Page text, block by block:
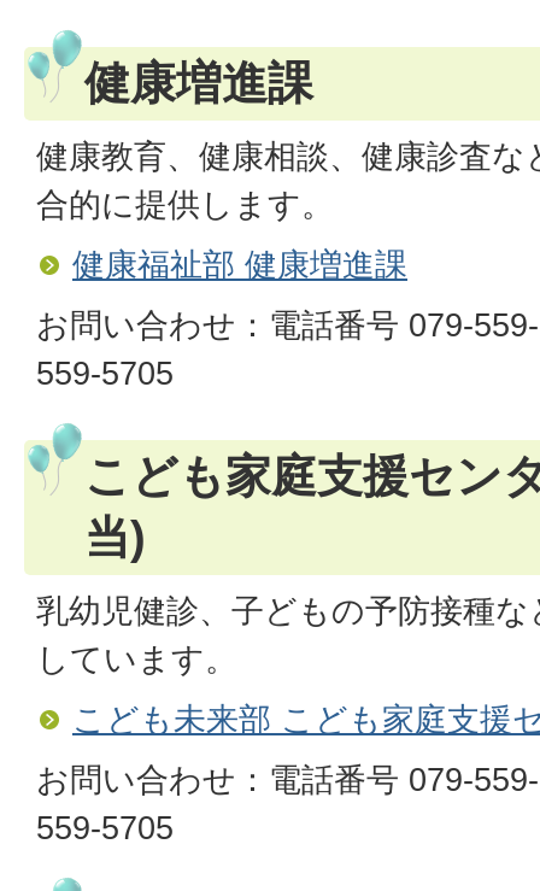
健康増進課
健康教育、健康相談、健康診査
合的に提供します。
健康福祉部 健康増進課
お問い合わせ：電話番号 079-
559-5705
こども家庭支援セン
当)
乳幼児健診、子どもの予防接種
しています。
こども未来部 こども家庭支援
お問い合わせ：電話番号 079-
559-5705